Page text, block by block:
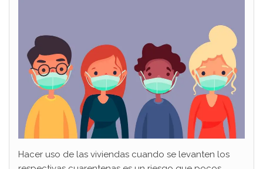
Hacer uso de las viviendas cuando se levanten los